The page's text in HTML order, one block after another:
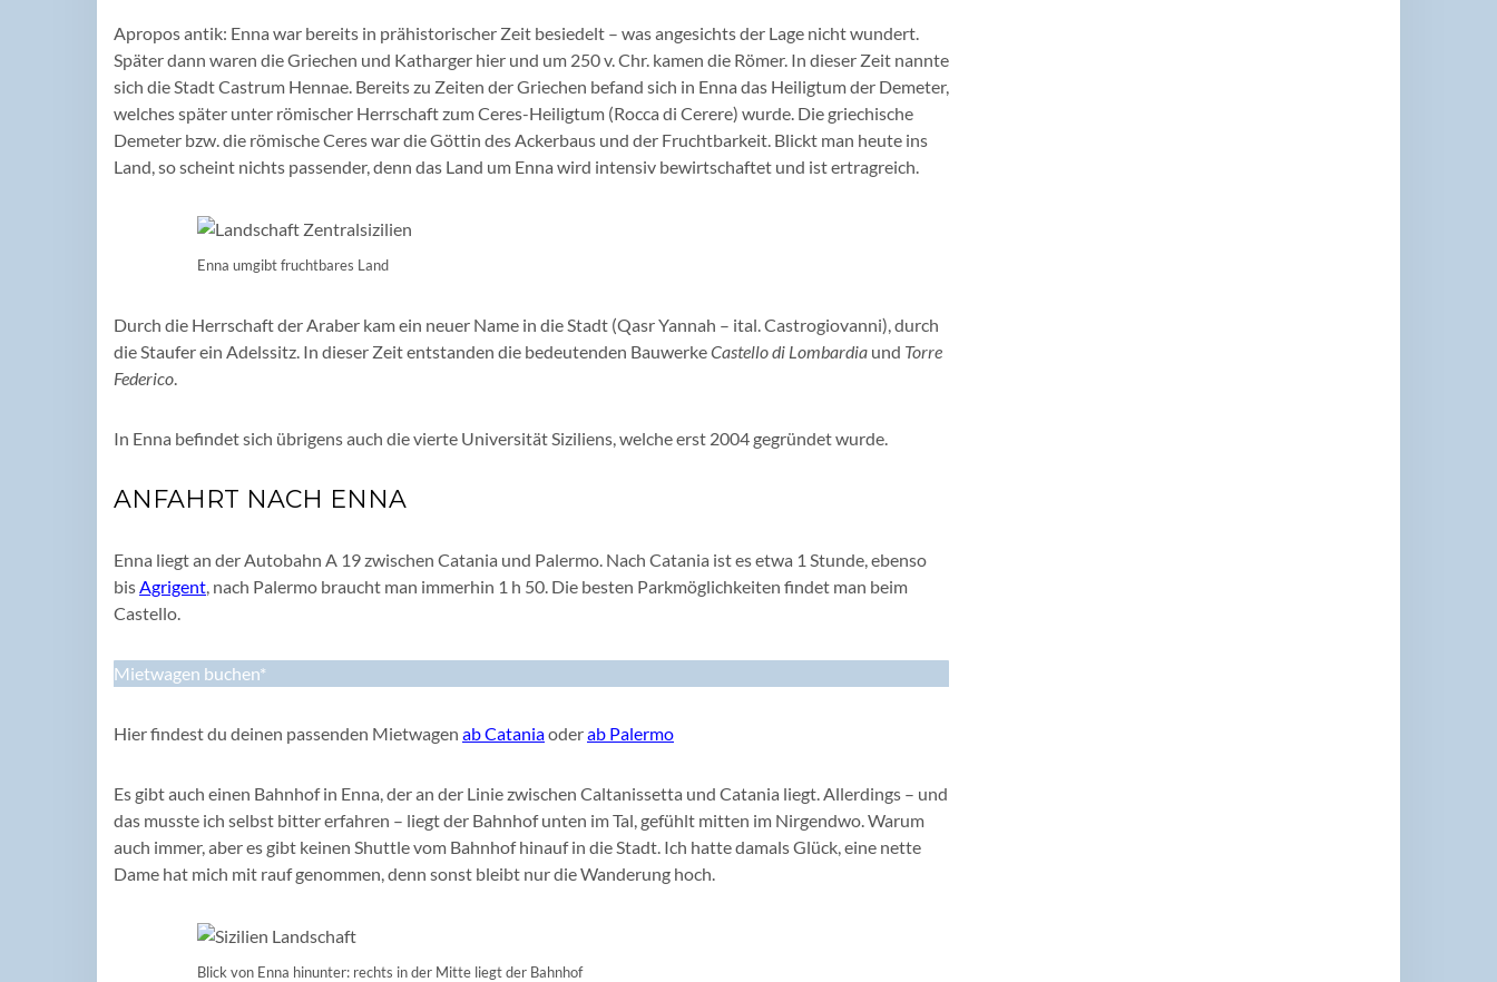
Apropos antik: Enna war bereits in prähistorischer Zeit besiedelt – was angesichts der Lage nicht wundert.
Später dann waren die Griechen und Katharger hier und um 250 v. Chr. kamen die Römer. In dieser Zeit nannte
sich die Stadt Castrum Hennae. Bereits zu Zeiten der Griechen befand sich in Enna das Heiligtum der Demeter,
welches später unter römischer Herrschaft zum Ceres-Heiligtum (Rocca di Cerere) wurde. Die griechische
Demeter bzw. die römische Ceres war die Göttin des Ackerbaus und der Fruchtbarkeit. Blickt man heute ins
Land, so scheint nichts passender, denn das Land um Enna wird intensiv bewirtschaftet und ist ertragreich.
Enna umgibt fruchtbares Land
Durch die Herrschaft der Araber kam ein neuer Name in die Stadt (Qasr Yannah – ital. Castrogiovanni), durch
die Staufer ein Adelssitz. In dieser Zeit entstanden die bedeutenden BauwerkeCastello di Lombardia und Torre
Federico.
In Enna befindet sich übrigens auch die vierte Universität Siziliens, welche erst 2004 gegründet wurde.
ANFAHRT NACH ENNA
Enna liegt an der Autobahn A 19 zwischen Catania und Palermo. Nach Catania ist es etwa 1 Stunde, ebenso
bis Agrigent , nach Palermo braucht man immerhin 1 h 50. Die besten Parkmöglichkeiten findet man beim
Castello.
Mietwagen buchen*
Hier findest du deinen passenden Mietwagen ab Cataniaoderab Palermo
Es gibt auch einen Bahnhof in Enna, der an der Linie zwischen Caltanissetta und Catania liegt. Allerdings – und
das musste ich selbst bitter erfahren – liegt der Bahnhof unten im Tal, gefühlt mitten im Nirgendwo. Warum
auch immer, aber es gibt keinen Shuttle vom Bahnhof hinauf in die Stadt. Ich hatte damals Glück, eine nette
Dame hat mich mit rauf genommen, denn sonst bleibt nur die Wanderung hoch.
Blick von Enna hinunter: rechts in der Mitte liegt der Bahnhof